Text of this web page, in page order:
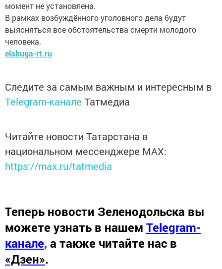
момент не установлена.
В рамках возбуждённого уголовного дела будут
выясняться все обстоятельства смерти молодого
человека.
elabuga-rt.ru
Следите за самым важным и интересным в
Telegram-канале Татмедиа
Читайте новости Татарстана в
национальном мессенджере MАХ:
https://max.ru/tatmedia
Теперь новости Зеленодольска вы
можете узнать в нашем Telegram-
канале, а также читайте нас в
«Дзен».